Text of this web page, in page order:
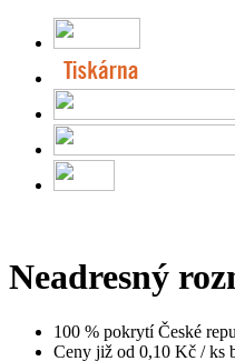
Neadresný
100 % pokrytí České
Ceny již od 0,10 Kč / ks